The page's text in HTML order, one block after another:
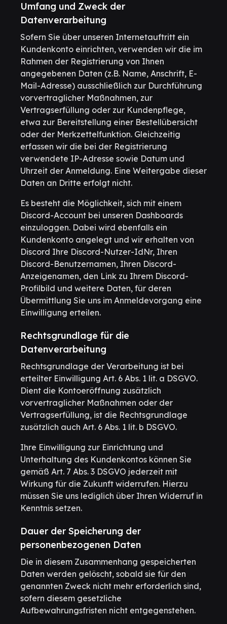
Umfang und Zweck der
Datenverarbeitung
Sofern Sie über unseren Internetauftritt ein
Kundenkonto einrichten, verwenden wir die im
Rahmen der Registrierung von Ihnen
angegebenen Daten (z.B. Name, Anschrift, E-
Mail-Adresse) ausschließlich zur Durchführung
vorvertraglicher Maßnahmen, zur
Vertragserfüllung oder zur Kundenpflege,
etwa zur Bereitstellung einer Bestellübersicht
oder der Merkzettelfunktion. Gleichzeitig
erfassen wir die bei der Registrierung
verwendete IP-Adresse sowie Datum und
Uhrzeit der Anmeldung. Eine Weitergabe dieser
Daten an Dritte erfolgt nicht.
Es besteht die Möglichkeit, sich mit einem
Discord-Account bei unseren Dashboards
einzuloggen. Dabei wird ebenfalls ein
Kundenkonto angelegt und wir erhalten von
Discord Ihre Discord-Nutzer-IdNr, Ihren
Discord-Benutzernamen, Ihren Discord-
Anzeigenamen, den Link zu Ihrem Discord-
Profilbild und weitere Daten, für deren
Übermittlung Sie uns im Anmeldevorgang eine
Einwilligung erteilen.
Rechtsgrundlage für die
Datenverarbeitung
Rechtsgrundlage der Verarbeitung ist bei
erteilter Einwilligung Art. 6 Abs. 1 lit. a DSGVO.
Dient die Kontoeröffnung zusätzlich
vorvertraglicher Maßnahmen oder der
Vertragserfüllung, ist die Rechtsgrundlage
zusätzlich auch Art. 6 Abs. 1 lit. b DSGVO.
Ihre Einwilligung zur Einrichtung und
Unterhaltung des Kundenkontos können Sie
gemäß Art. 7 Abs. 3 DSGVO jederzeit mit
Wirkung für die Zukunft widerrufen. Hierzu
müssen Sie uns lediglich über Ihren Widerruf in
Kenntnis setzen.
Dauer der Speicherung der
personenbezogenen Daten
Die in diesem Zusammenhang gespeicherten
Daten werden gelöscht, sobald sie für den
genannten Zweck nicht mehr erforderlich sind,
sofern diesem gesetzliche
Aufbewahrungsfristen nicht entgegenstehen.